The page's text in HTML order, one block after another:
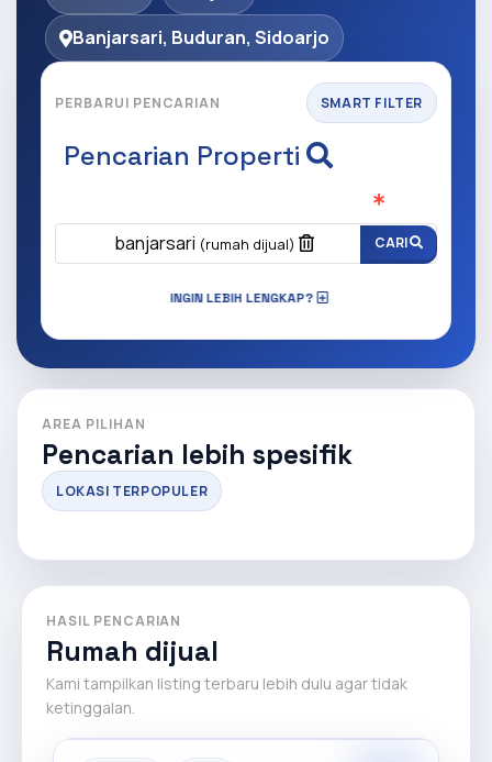
Banjarsari, Buduran, Sidoarjo
PERBARUI PENCARIAN SMART FILTER
Pencarian Properti
banjarsari (rumah dijual) CARI
INGIN LEBIH LENGKAP?
AREA PILIHAN
Pencarian lebih spesifik
LOKASI TERPOPULER
HASIL PENCARIAN
Rumah dijual
Kami tampilkan listing terbaru lebih dulu agar tidak
ketinggalan.